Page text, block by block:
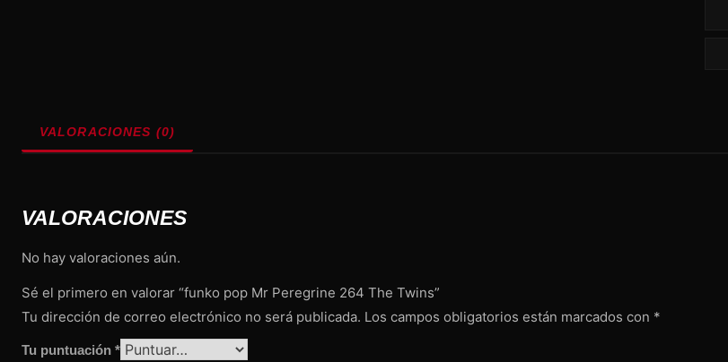
VALORACIONES (0)
VALORACIONES
No hay valoraciones aún.
Sé el primero en valorar “funko pop Mr Peregrine 264 The Twins”
Tu dirección de correo electrónico no será publicada. Los campos obligatorios están marcados con *
Tu puntuación *